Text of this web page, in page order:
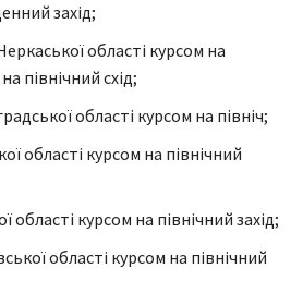
захід;
області курсом на
північний схід;
області курсом на північ;
області курсом на північний
області курсом на північний захід;
області курсом на північний